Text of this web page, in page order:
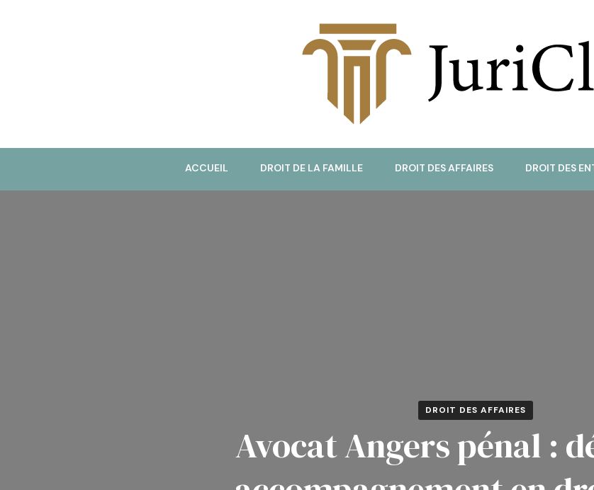
JuriClic
ACCUEIL DROIT DE LA FAMILLE DROIT DES AFFAIRES DROIT DES
DROIT DES AFFAIRES
Avocat Angers pénal :